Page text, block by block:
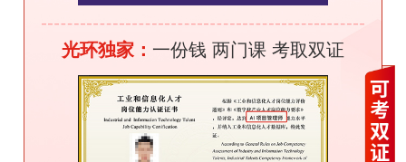
光环独家： 一份钱 两门课 考取双证